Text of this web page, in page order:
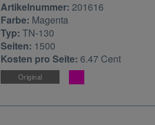
Artikelnummer:201616
Farbe: Magenta
Typ:TN-130
Seiten: 1500
Kosten pro Seite: 6.47 Cent
Original